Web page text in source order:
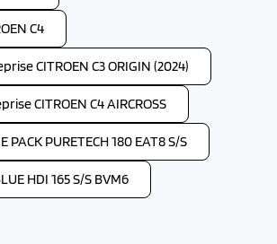
C4
CITROEN C3 ORIGIN (2024)
CITROEN C4 AIRCROSS
PACK PURETECH 180 EAT8 S/S
HDI 165 S/S BVM6